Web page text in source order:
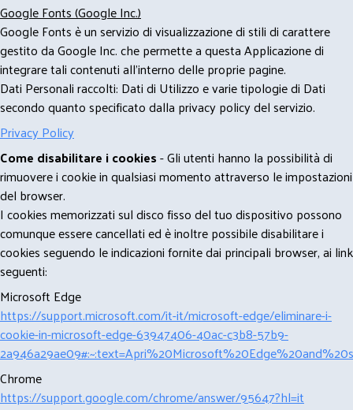
Google Fonts (Google Inc.)
Google Fonts è un servizio di visualizzazione di stili di carattere
gestito da Google Inc. che permette a questa Applicazione di
integrare tali contenuti all'interno delle proprie pagine.
Dati Personali raccolti: Dati di Utilizzo e varie tipologie di Dati
secondo quanto specificato dalla privacy policy del servizio.
Privacy Policy
Come disabilitare i cookies- Gli utenti hanno la possibilità di
rimuovere i cookie in qualsiasi momento attraverso le impostazioni
del browser.
I cookies memorizzati sul disco fisso del tuo dispositivo possono
comunque essere cancellati ed è inoltre possibile disabilitare i
cookies seguendo le indicazioni fornite dai principali browser, ai link
seguenti:
Microsoft Edge
https://support.microsoft.com/it-it/microsoft-edge/eliminare-i-
cookie-in-microsoft-edge-63947406-40ac-c3b8-57b9-
Chrome
https://support.google.com/chrome/answer/95647?hl=it